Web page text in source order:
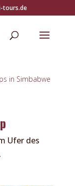
tours.de
in Simbabwe
Ufer des